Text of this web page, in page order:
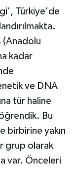
Türkiye'de
(Anadolu
kadar
ve DNA
tür haline
Bu
birbirine yakın
grup olarak
var. Önceleri